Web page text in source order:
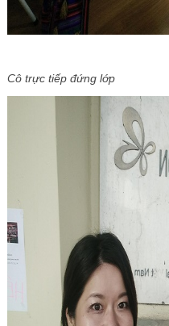
Cô trực tiếp đứng lớp